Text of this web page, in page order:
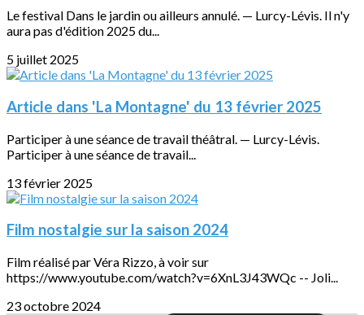
Le festival Dans le jardin ou ailleurs annulé. — Lurcy-Lévis. Il n'y
aura pas d'édition 2025 du...
5 juillet 2025
Article dans 'La Montagne' du 13 février 2025
Participer à une séance de travail théâtral. — Lurcy-Lévis.
Participer à une séance de travail...
13 février 2025
Film nostalgie sur la saison 2024
Film réalisé par Véra Rizzo, à voir sur
https://www.youtube.com/watch?v=6XnL3J43WQc -- Joli...
23 octobre 2024